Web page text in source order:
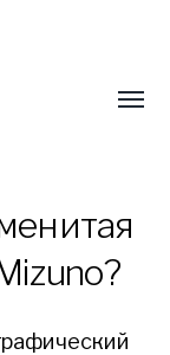
самая свежая и